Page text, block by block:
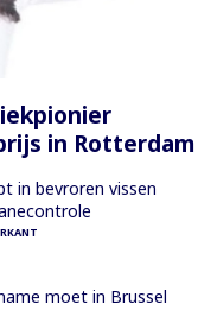
in Rotterdam
in bevroren vissen
moet in Brussel